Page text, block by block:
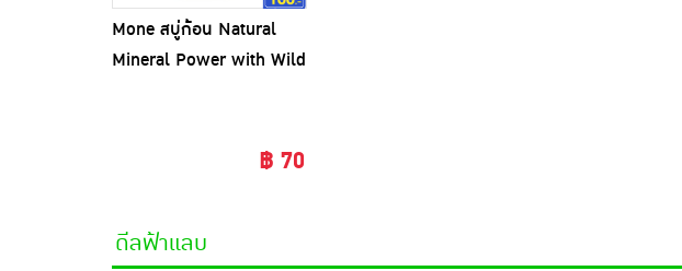
Mone สบู่ก้อน Natural
Mineral Power with Wild
฿ 70
ดีลฟ้าแลบ